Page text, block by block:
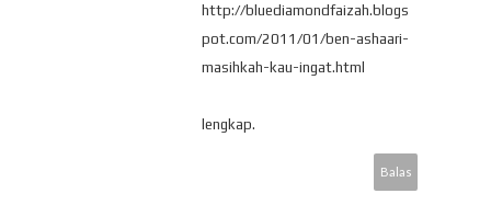
http://bluediamondfaizah.blogs
pot.com/2011/01/ben-ashaari-
masihkah-kau-ingat.html
lengkap.
Balas